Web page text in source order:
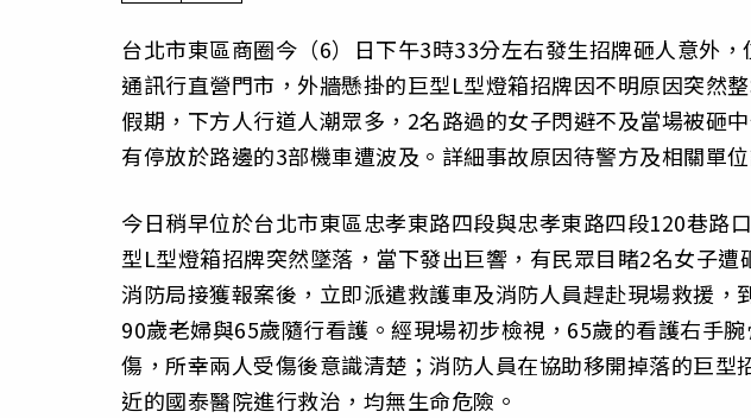
台北市東區商圈今（6）日下午3時33分左右發生招牌砸人意外
通訊行直營門市，外牆懸掛的巨型L型燈箱招牌因不明原因突然
假期，下方人行道人潮眾多，2名路過的女子閃避不及當場被砸
有停放於路邊的3部機車遭波及。詳細事故原因待警方及相關單位
今日稍早位於台北市東區忠孝東路四段與忠孝東路四段120巷路
型L型燈箱招牌突然墜落，當下發出巨響，有民眾目睹2名女子
消防局接獲報案後，立即派遣救護車及消防人員趕赴現場救援，
90歲老婦與65歲隨行看護。經現場初步檢視，65歲的看護右手
傷，所幸兩人受傷後意識清楚；消防人員在協助移開掉落的巨型
近的國泰醫院進行救治，均無生命危險。